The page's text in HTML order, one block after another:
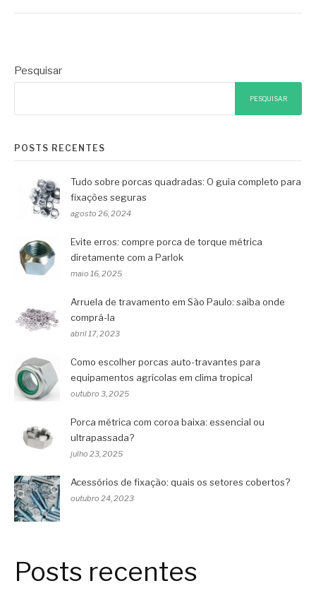
Pesquisar
PESQUISAR
POSTS RECENTES
Tudo sobre porcas quadradas: O guia completo para
fixações seguras
agosto 26, 2024
Evite erros: compre porca de torque métrica
diretamente com a Parlok
maio 16, 2025
Arruela de travamento em São Paulo: saiba onde
comprá-la
abril 17, 2023
Como escolher porcas auto-travantes para
equipamentos agrícolas em clima tropical
outubro 3, 2025
Porca métrica com coroa baixa: essencial ou
ultrapassada?
julho 23, 2025
Acessórios de fixação: quais os setores cobertos?
outubro 24, 2023
Posts recentes